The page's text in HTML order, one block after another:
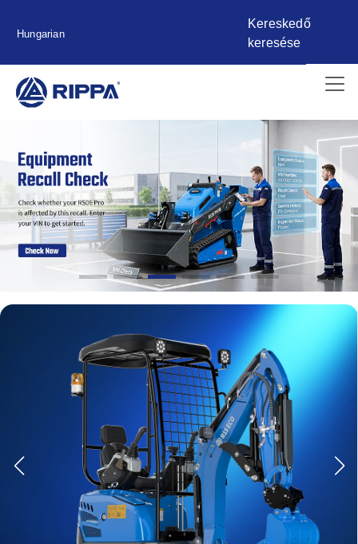
Hungarian
Kereskedő
keresése